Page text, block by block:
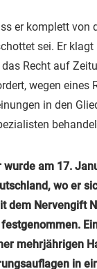
er komplett von
sei. Er klagt
Recht auf
wegen eines
in den
wurde am 17.
wo er
dem Nervengift
mehrjährigen
in